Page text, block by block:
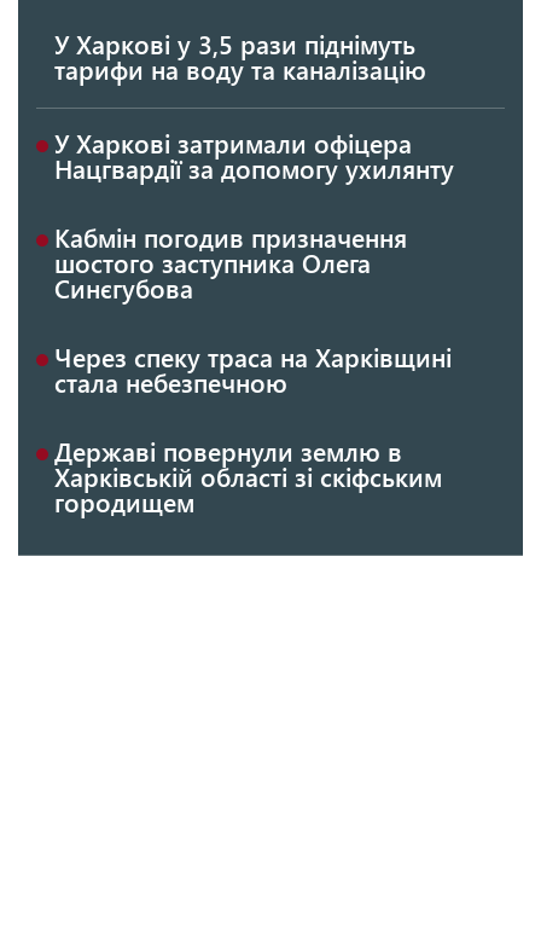
У Харкові у 3,5 рази піднімуть
тарифи на воду та каналізацію
У Харкові затримали офіцера
Нацгвардії за допомогу ухилянту
Кабмін погодив призначення
шостого заступника Олега
Синєгубова
Через спеку траса на Харківщині
стала небезпечною
Державі повернули землю в
Харківській області зі скіфським
городищем